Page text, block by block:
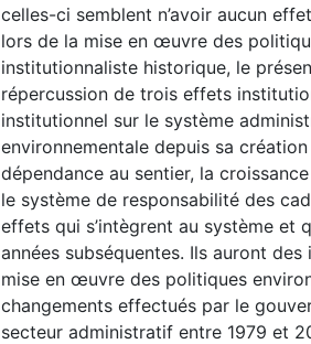
celles-ci semblent n’avoir aucun
lors de la mise en œuvre des
institutionnaliste historique, le
répercussion de trois effets
institutionnel sur le système
environnementale depuis sa
dépendance au sentier, la
le système de responsabilité des
effets qui s’intègrent au système et
années subséquentes. Ils auront
mise en œuvre des politiques
changements effectués par le
secteur administratif entre 1979 et